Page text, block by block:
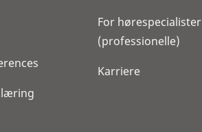
For hørespecialister
(professionelle)
Karriere